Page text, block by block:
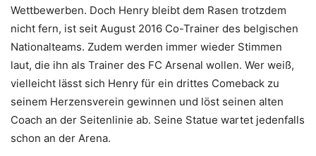
Wettbewerben. Doch Henry bleibt dem Rasen trotzdem
nicht fern, ist seit August 2016 Co-Trainer des belgischen
Nationalteams. Zudem werden immer wieder Stimmen
laut, die ihn als Trainer des FC Arsenal wollen. Wer weiß,
vielleicht lässt sich Henry für ein drittes Comeback zu
seinem Herzensverein gewinnen und löst seinen alten
Coach an der Seitenlinie ab. Seine Statue wartet jedenfalls
schon an der Arena.